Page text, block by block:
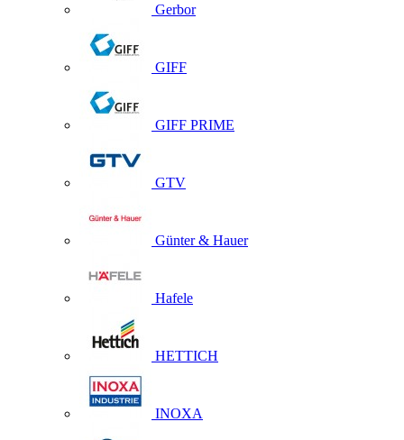
Gerbor
GIFF
GIFF PRIME
GTV
Günter & Hauer
Hafele
HETTICH
INOXA